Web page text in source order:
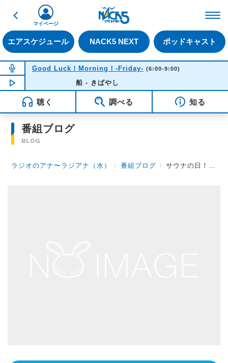
戻る
エアスケジュール NACK5 NEXT ポッドキャスト
マイページ
NOW ON AIR
Good Luck！Morning！-Friday- (6:00-9:00)
NOW PLAYING06:33
船 - きばやし
聴く 調べる 知る
番組ブログ
BLOG
ラジオのアナ〜ラジアナ（水） 〉番組ブログ 〉サウナの日！！！でした！